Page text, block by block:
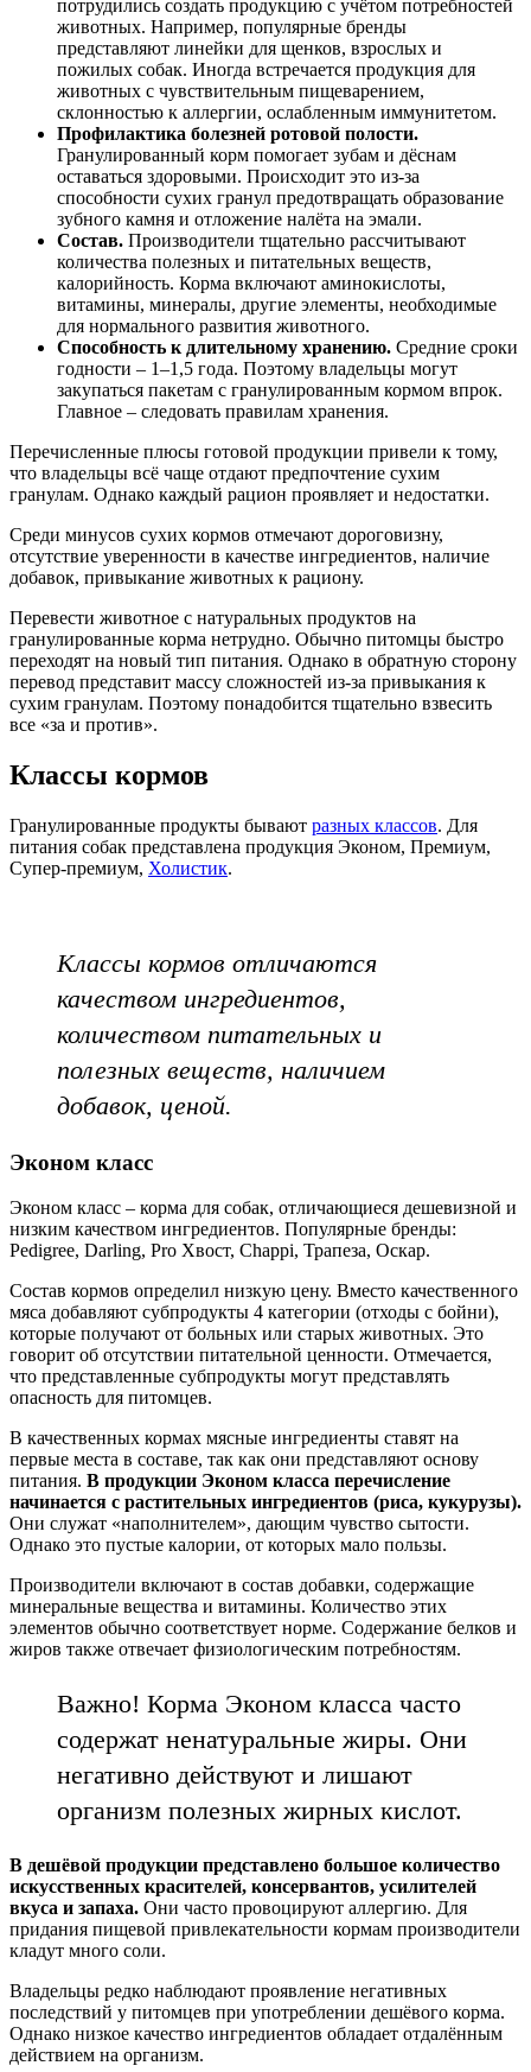
потрудились создать продукцию с учётом потребностей
животных. Например, популярные бренды
представляют линейки для щенков, взрослых и
пожилых собак. Иногда встречается продукция для
животных с чувствительным пищеварением,
склонностью к аллергии, ослабленным иммунитетом.
Профилактика болезней ротовой полости.
Гранулированный корм помогает зубам и дёснам
оставаться здоровыми. Происходит это из-за
способности сухих гранул предотвращать образование
зубного камня и отложение налёта на эмали.
Состав. Производители тщательно рассчитывают
количества полезных и питательных веществ,
калорийность. Корма включают аминокислоты,
витамины, минералы, другие элементы, необходимые
для нормального развития животного.
Способность к длительному хранению. Средние сроки
годности – 1–1,5 года. Поэтому владельцы могут
закупаться пакетам с гранулированным кормом впрок.
Главное – следовать правилам хранения.
Перечисленные плюсы готовой продукции привели к тому,
что владельцы всё чаще отдают предпочтение сухим
гранулам. Однако каждый рацион проявляет и недостатки.
Среди минусов сухих кормов отмечают дороговизну,
отсутствие уверенности в качестве ингредиентов, наличие
добавок, привыкание животных к рациону.
Перевести животное с натуральных продуктов на
гранулированные корма нетрудно. Обычно питомцы быстро
переходят на новый тип питания. Однако в обратную сторону
перевод представит массу сложностей из-за привыкания к
сухим гранулам. Поэтому понадобится тщательно взвесить
все «за и против».
Классы кормов
Гранулированные продукты бывают разных классов. Для
питания собак представлена продукция Эконом, Премиум,
Супер-премиум, Холистик.
Классы кормов отличаются
качеством ингредиентов,
количеством питательных и
полезных веществ, наличием
добавок, ценой.
Эконом класс
Эконом класс – корма для собак, отличающиеся дешевизной и
низким качеством ингредиентов. Популярные бренды:
Pedigree, Darling, Pro Хвост, Chappi, Трапеза, Оскар.
Состав кормов определил низкую цену. Вместо качественного
мяса добавляют субпродукты 4 категории (отходы с бойни),
которые получают от больных или старых животных. Это
говорит об отсутствии питательной ценности. Отмечается,
что представленные субпродукты могут представлять
опасность для питомцев.
В качественных кормах мясные ингредиенты ставят на
первые места в составе, так как они представляют основу
питания. В продукции Эконом класса перечисление
начинается с растительных ингредиентов (риса, кукурузы).
Они служат «наполнителем», дающим чувство сытости.
Однако это пустые калории, от которых мало пользы.
Производители включают в состав добавки, содержащие
минеральные вещества и витамины. Количество этих
элементов обычно соответствует норме. Содержание белков и
жиров также отвечает физиологическим потребностям.
Важно! Корма Эконом класса часто
содержат ненатуральные жиры. Они
негативно действуют и лишают
организм полезных жирных кислот.
В дешёвой продукции представлено большое количество
искусственных красителей, консервантов, усилителей
вкуса и запаха. Они часто провоцируют аллергию. Для
придания пищевой привлекательности кормам производители
кладут много соли.
Владельцы редко наблюдают проявление негативных
последствий у питомцев при употреблении дешёвого корма.
Однако низкое качество ингредиентов обладает отдалённым
действием на организм.